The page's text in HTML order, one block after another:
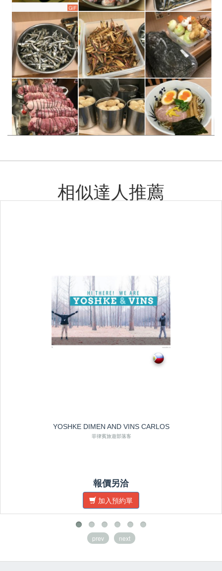
相似達人推薦
YOSHKE DIMEN AND VINS CARLOS
菲律賓旅遊部落客
報價另洽
加入預約單
prev next